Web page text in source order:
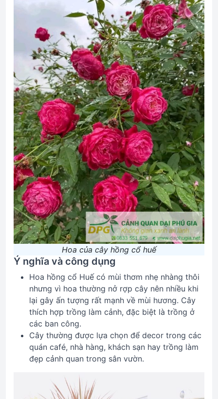
Hoa của cây hồng cổ huế
Ý nghĩa và công dụng
Hoa hồng cổ Huế có mùi thơm nhẹ nhàng thôi
nhưng vì hoa thường nở rợp cây nên nhiều khi
lại gây ấn tượng rất mạnh về mùi hương. Cây
thích hợp trồng làm cảnh, đặc biệt là trồng ở
các ban công.
Cây thường được lựa chọn để decor trong các
quán café, nhà hàng, khách sạn hay trồng làm
đẹp cảnh quan trong sân vườn.